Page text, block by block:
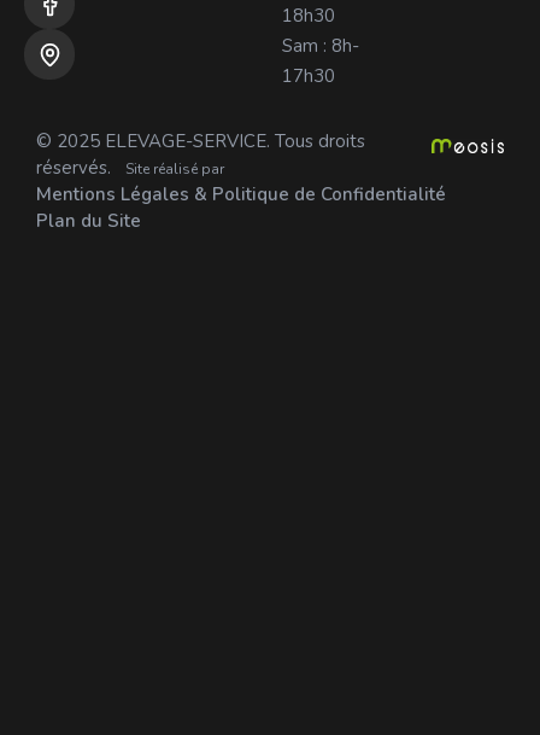
18h30
Sam : 8h-
17h30
© 2025 ELEVAGE-SERVICE. Tous droits
réservés.
Site réalisé par
Mentions Légales & Politique de Confidentialité
Plan du Site